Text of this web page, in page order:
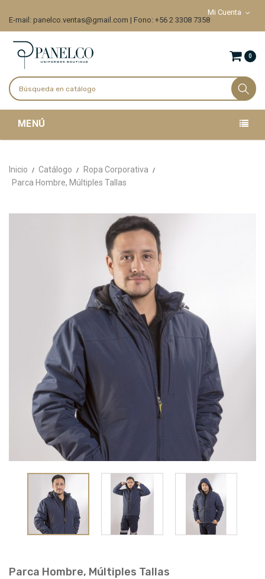
Mi Cuenta
E-mail: panelco.ventas@gmail.com | Fono: +56 2 3308 7358
0
MENÚ
Inicio Catálogo
Ropa Corporativa
Parca Hombre, Múltiples Tallas
Parca Hombre, Múltiples Tallas